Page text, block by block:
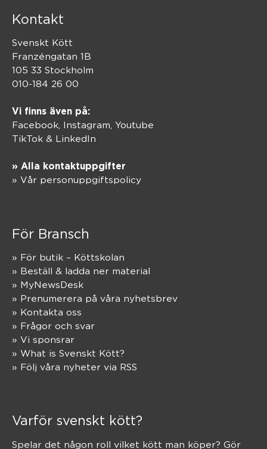
Kontakt
Svenskt Kött
Franzéngatan 1B
105 33 Stockholm
010-184 26 00
Vi finns även på:
Facebook, Instagram Youtube
TikTok & LinkedIn
» Alla kontaktuppgifter
» Vår personuppgiftspolicy
För Bransch
» För butik – Köttskolan
» Beställ & ladda ner material
» MyNewsDesk
» Prenumerera på våra nyhetsbrev
» Kontakta oss
» Frågor och svar
» Vi sponsrar
» What is Svenskt Kött?
» Följ våra nyheter via RSS
Varför svenskt kött?
Spelar det någon roll vilket kött man köper? Gör